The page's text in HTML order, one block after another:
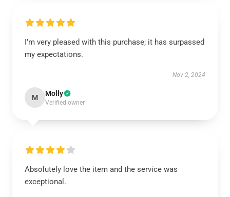
I’m very pleased with this purchase; it has surpassed
my expectations.
Nov 2, 2024
M Molly
Verified owner
Absolutely love the item and the service was
exceptional.